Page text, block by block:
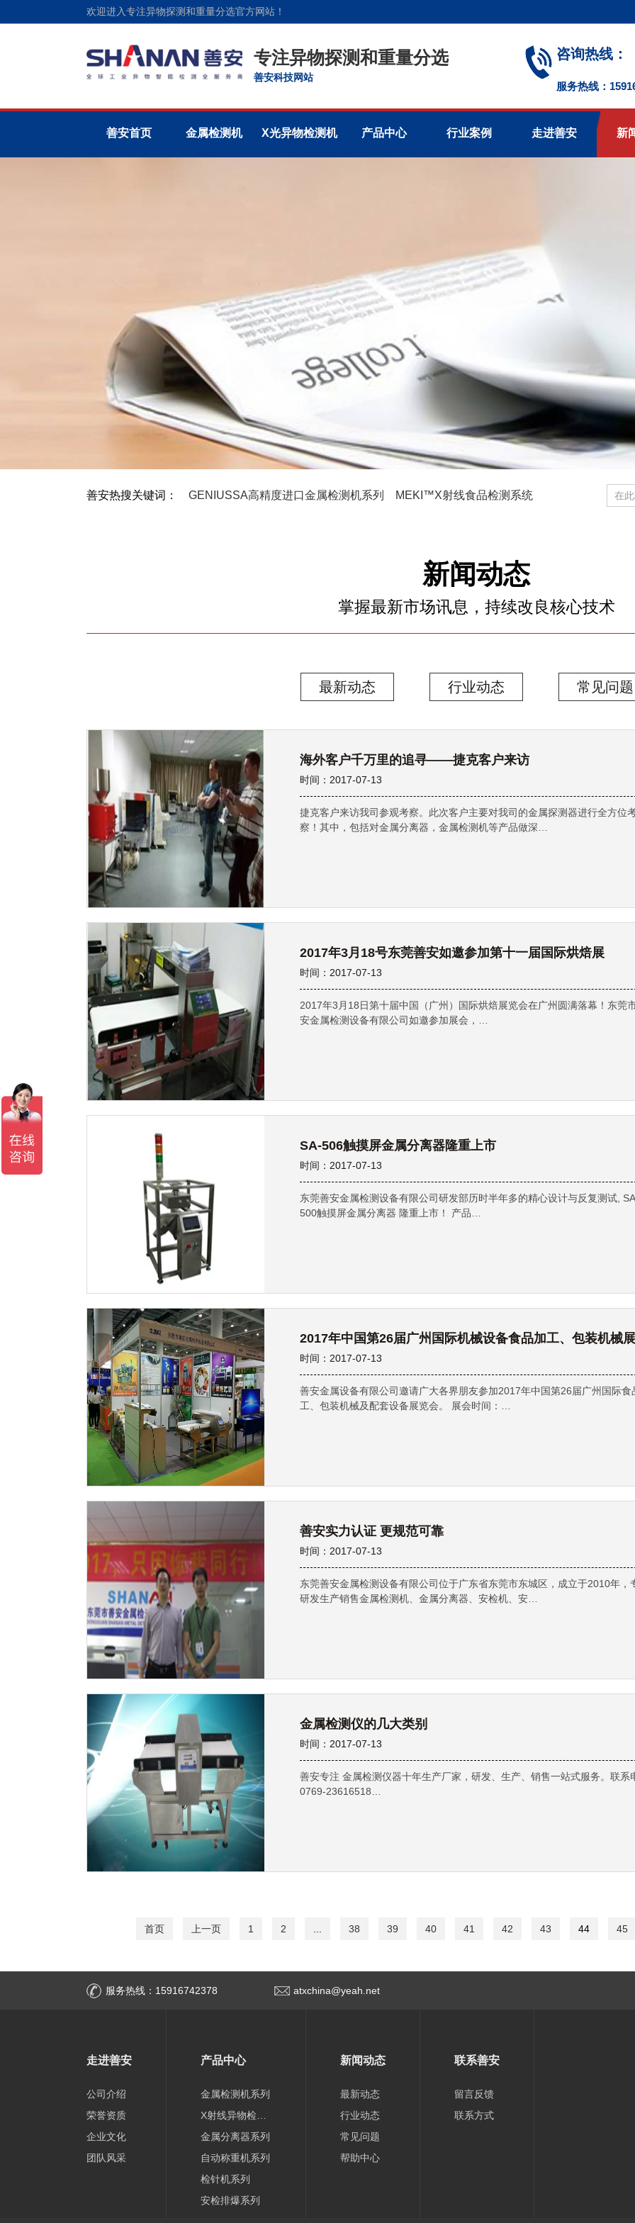
欢迎进入专注异物探测和重量分选官方网站！
专注异物探测和重量分选
善安科技网站
咨询热线：
服务热线：
善安首页 金属检测机 X光异物检测机 产品中心 行业案例 走进善安 新
善安热搜关键词： GENIUSSA高精度进口金属检测机系列 MEKI™X射线食品检测系统
新闻动态
掌握最新市场讯息，持续改良核心技术
最新动态 行业动态 常见问题
海外客户千万里的追寻——捷克客户来访
时间：2017-07-13
捷克客户来访我司参观考察。此次客户主要对我司的金属探测器进行全方位
察！其中，包括对金属分离器，金属检测机等产品做深…
2017年3月18号东莞善安如邀参加第十一届国际烘焙展
时间：2017-07-13
2017年3月18日第十届中国（广州）国际烘焙展览会在广州圆满落幕！东莞
安金属检测设备有限公司如邀参加展会，…
SA-506触摸屏金属分离器隆重上市
时间：2017-07-13
东莞善安金属检测设备有限公司研发部历时半年多的精心设计与反复测试,
500触摸屏金属分离器 隆重上市！ 产品…
时间：2017-07-13
善安金属设备有限公司邀请广大各界朋友参加2017年中国第26届广州国际食
工、包装机械及配套设备展览会。 展会时间：…
善安实力认证 更规范可靠
时间：2017-07-13
东莞善安金属检测设备有限公司位于广东省东莞市东城区，成立于2010年，
研发生产销售金属检测机、金属分离器、安检机、安…
金属检测仪的几大类别
时间：2017-07-13
善安专注 金属检测仪器十年生产厂家，研发、生产、销售一站式服务。联系
0769-23616518…
首页 上一页 1 2 38 39 40 41 42 43 44 45
服务热线：15916742378 atxchina@yeah.net
走进善安
公司介绍
荣誉资质
企业文化
团队风采
产品中心
金属检测机系列
金属分离器系列
自动称重机系列
检针机系列
安检排爆系列
新闻动态
最新动态
行业动态
常见问题
帮助中心
联系善安
留言反馈
联系方式